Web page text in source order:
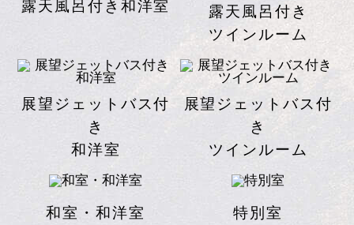
新スタイルルーム 和室
和洋室 ツインルーム
夕凪の棟